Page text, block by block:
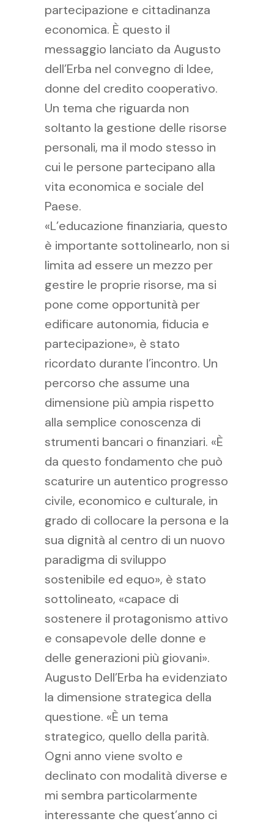
partecipazione e cittadinanza
economica. È questo il
messaggio lanciato da Augusto
dell’Erba nel convegno di Idee,
donne del credito cooperativo.
Un tema che riguarda non
soltanto la gestione delle risorse
personali, ma il modo stesso in
cui le persone partecipano alla
vita economica e sociale del
Paese.
«L’educazione finanziaria, questo
è importante sottolinearlo, non si
limita ad essere un mezzo per
gestire le proprie risorse, ma si
pone come opportunità per
edificare autonomia, fiducia e
partecipazione», è stato
ricordato durante l’incontro. Un
percorso che assume una
dimensione più ampia rispetto
alla semplice conoscenza di
strumenti bancari o finanziari. «È
da questo fondamento che può
scaturire un autentico progresso
civile, economico e culturale, in
grado di collocare la persona e la
sua dignità al centro di un nuovo
paradigma di sviluppo
sostenibile ed equo», è stato
sottolineato, «capace di
sostenere il protagonismo attivo
e consapevole delle donne e
delle generazioni più giovani».
Augusto Dell’Erba ha evidenziato
la dimensione strategica della
questione. «È un tema
strategico, quello della parità.
Ogni anno viene svolto e
declinato con modalità diverse e
mi sembra particolarmente
interessante che quest’anno ci